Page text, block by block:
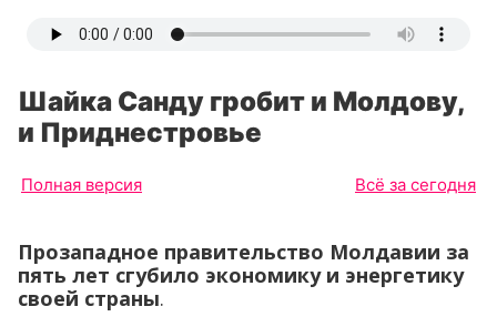
Шайка Санду гробит и Молдову,
и Приднестровье
Полная версия Всё за сегодня
Прозападное правительство Молдавии за
пять лет сгубило экономику и энергетику
своей страны.